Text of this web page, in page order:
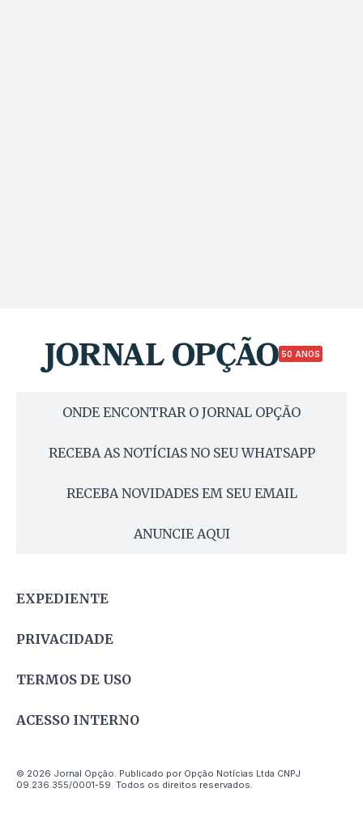
50 ANOS
ONDE ENCONTRAR O JORNAL OPÇÃO
RECEBA AS NOTÍCIAS NO SEU WHATSAPP
RECEBA NOVIDADES EM SEU EMAIL
ANUNCIE AQUI
EXPEDIENTE
PRIVACIDADE
TERMOS DE USO
ACESSO INTERNO
© 2026 Jornal Opção. Publicado por Opção Notícias Ltda CNPJ
09.236.355/0001-59. Todos os direitos reservados.